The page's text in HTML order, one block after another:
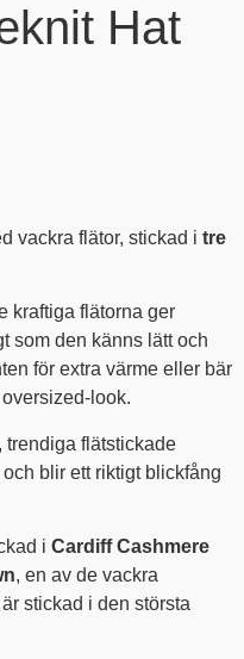
Hat
vackra flätor, stickad i tre
kraftiga flätorna ger
som den känns lätt och
för extra värme eller bär
look.
trendiga flätstickade
blir ett riktigt blickfång
i Cardiff Cashmere
, en av de vackra
stickad i den största